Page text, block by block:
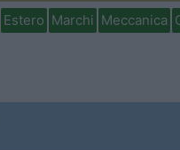
Estero Marchi Meccanica